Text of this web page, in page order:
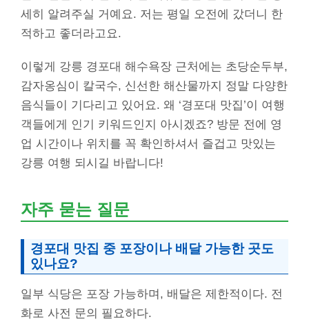
세히 알려주실 거예요. 저는 평일 오전에 갔더니 한
적하고 좋더라고요.
이렇게 강릉 경포대 해수욕장 근처에는 초당순두부,
감자옹심이 칼국수, 신선한 해산물까지 정말 다양한
음식들이 기다리고 있어요. 왜 ‘경포대 맛집’이 여행
객들에게 인기 키워드인지 아시겠죠? 방문 전에 영
업 시간이나 위치를 꼭 확인하셔서 즐겁고 맛있는
강릉 여행 되시길 바랍니다!
자주 묻는 질문
경포대 맛집 중 포장이나 배달 가능한 곳도
있나요?
일부 식당은 포장 가능하며, 배달은 제한적이다. 전
화로 사전 문의 필요하다.